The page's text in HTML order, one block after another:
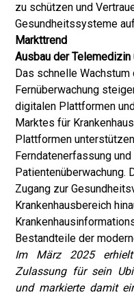
zu schützen und
Gesundheitssysteme
Markttrend
Ausbau der
Das schnelle
Fernüberwachung
digitalen Plattformen
Marktes für
Plattformen
Ferndatenerfassung
Patientenüberwachung.
Zugang zur
Krankenhausbereich
Bestandteile der
Im März 2025
Zulassung für sein
und markierte damit